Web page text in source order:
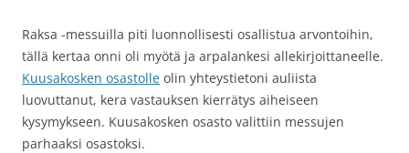
Raksa -messuilla piti luonnollisesti osallistua arvontoihin,
tällä kertaa onni oli myötä ja arpalankesi allekirjoittaneelle.
Kuusakosken osastolle olin yhteystietoni auliista
luovuttanut, kera vastauksen kierrätys aiheiseen
kysymykseen. Kuusakosken osasto valittiin messujen
parhaaksi osastoksi.